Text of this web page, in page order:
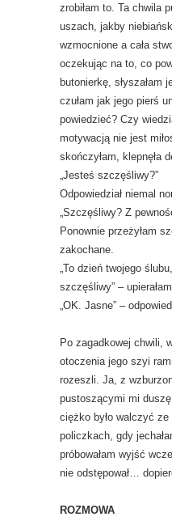
zrobiłam to. Ta chwila
uszach, jakby
wzmocnione a cała
oczekując na to, co
butonierkę, słyszałam
czułam jak jego pierś
powiedzieć? Czy
motywacją nie jest
skończyłam, klepnęła
„Jesteś szczęśliwy?”
Odpowiedział niemal
„Szczęśliwy? Z
Ponownie przeżyłam
zakochane.
„To dzień twojego
szczęśliwy” –
„OK. Jasne” –
Po zagadkowej chwili,
otoczenia jego szyi
rozeszli. Ja, z
pustoszącymi mi
ciężko było walczyć ze
policzkach, gdy
próbowałam wyjść
nie odstępował…
ROZMOWA